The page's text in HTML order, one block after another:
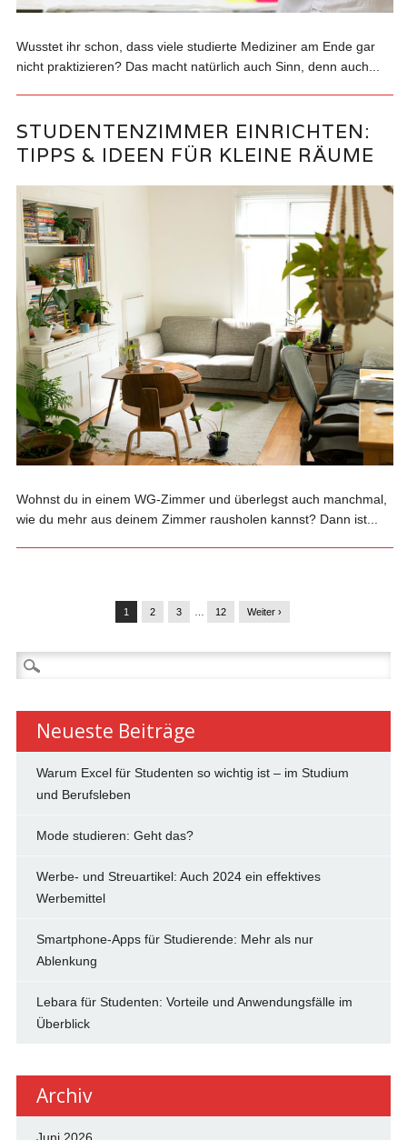
Wusstet ihr schon, dass viele studierte Mediziner am Ende gar
nicht praktizieren? Das macht natürlich auch Sinn, denn auch...
STUDENTENZIMMER EINRICHTEN:
TIPPS & IDEEN FÜR KLEINE RÄUME
Wohnst du in einem WG-Zimmer und überlegst auch manchmal,
wie du mehr aus deinem Zimmer rausholen kannst? Dann ist...
1 2 3 12 Weiter ›
Suchen
nach:
Neueste Beiträge
Warum Excel für Studenten so wichtig ist – im Studium
und Berufsleben
Mode studieren: Geht das?
Werbe- und Streuartikel: Auch 2024 ein effektives
Werbemittel
Smartphone-Apps für Studierende: Mehr als nur
Ablenkung
Lebara für Studenten: Vorteile und Anwendungsfälle im
Überblick
Archiv
Juni 2026